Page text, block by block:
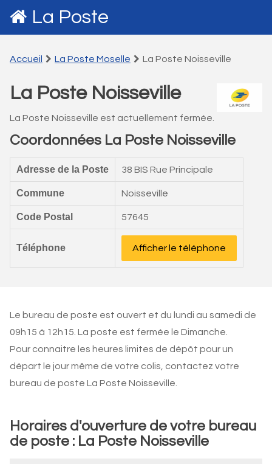
La Poste
Accueil La Poste Moselle La Poste Noisseville
La Poste Noisseville
La Poste Noisseville est actuellement fermée.
Coordonnées La Poste Noisseville
Adresse de la Poste 38 BIS Rue Principale
Commune Noisseville
Code Postal 57645
Téléphone Afficher le téléphone
Le bureau de poste est ouvert et du lundi au samedi de
09h15 à 12h15. La poste est fermée le Dimanche.
Pour connaitre les heures limites de dépôt pour un
départ le jour même de votre colis, contactez votre
bureau de poste La Poste Noisseville.
Horaires d'ouverture de votre bureau
de poste : La Poste Noisseville